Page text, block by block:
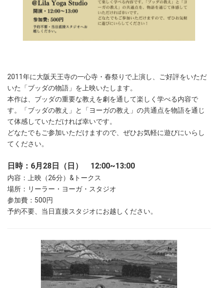
2011年に大阪天王寺の一心寺・春祭りで上演し、ご好評をいただ
いた「ブッダの物語」を上映いたします。
本作は、ブッダの重要な教えを劇を通して楽しく学べる内容で
す。「ブッダの教え」と「ヨーガの教え」の共通点を物語を通じ
て体感していただければ幸いです。
どなたでもご参加いただけますので、ぜひお気軽に遊びにいらし
てください。
日時：6月28日（日） 12:00~13:00
内容：上映（26分）&トークス
場所：リーラー・ヨーガ・スタジオ
参加費：500円
予約不要、当日直接スタジオにお越しください。